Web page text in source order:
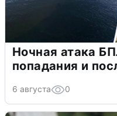
Ночная атака
попадания и
6 августа 0